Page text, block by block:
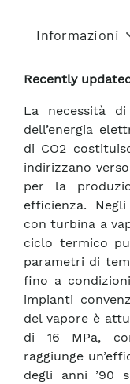
Informazioni
Recently
La necessità
dell’energia
di CO2
indirizzano
per la
efficienza.
con turbina a
ciclo termico
parametri di
fino a
impianti
del vapore è
di 16 MPa,
raggiunge
degli anni ’90